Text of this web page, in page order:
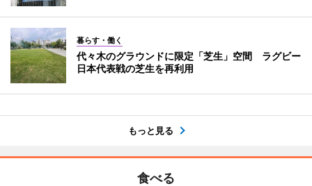
暮らす・働く
代々木のグラウンドに限定「芝生」空間 ラグビー
日本代表戦の芝生を再利用
もっと見る
食べる